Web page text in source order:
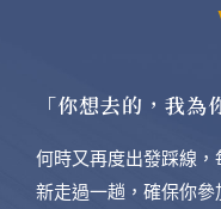
「你想去的，我為
何時又再度出發踩線
新走過一趟，確保你